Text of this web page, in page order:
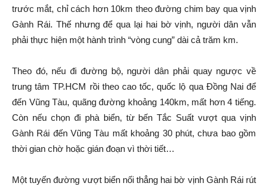
trước mắt, chỉ cách hơn 10km theo đường chim bay qua vịnh
Gành Rái. Thế nhưng để qua lại hai bờ vịnh, người dân vẫn
phải thực hiện một hành trình “vòng cung” dài cả trăm km.
Theo đó, nếu đi đường bộ, người dân phải quay ngược về
trung tâm TP.HCM rồi theo cao tốc, quốc lộ qua Đồng Nai để
đến Vũng Tàu, quãng đường khoảng 140km, mất hơn 4 tiếng.
Còn nếu chọn đi phà biển, từ bến Tắc Suất vượt qua vịnh
Gành Rái đến Vũng Tàu mất khoảng 30 phút, chưa bao gồm
thời gian chờ hoặc gián đoạn vì thời tiết…
Một tuyến đường vượt biển nối thẳng hai bờ vịnh Gành Rái rút